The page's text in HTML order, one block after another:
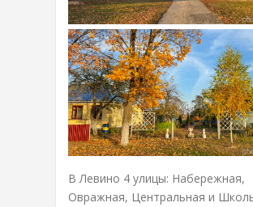
В Левино 4 улицы: Набережная,
Овражная, Центральная и